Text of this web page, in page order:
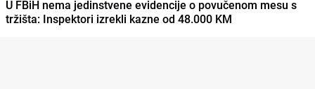
U FBiH nema jedinstvene evidencije o povučenom mesu s
tržišta: Inspektori izrekli kazne od 48.000 KM